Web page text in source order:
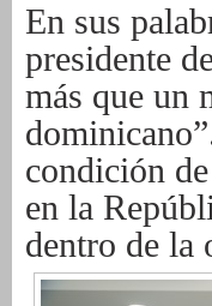
En sus
presidente
más que un
condición
en la
dentro de la